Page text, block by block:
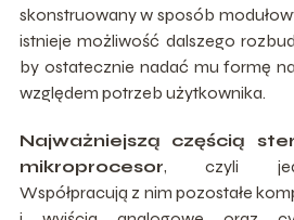
skonstruowany w sposób
istnieje możliwość dalszego
by ostatecznie nadać mu formę
względem potrzeb użytkownika.
Najważniejszą częścią
mikroprocesor, czyli
Współpracują z nim pozostałe